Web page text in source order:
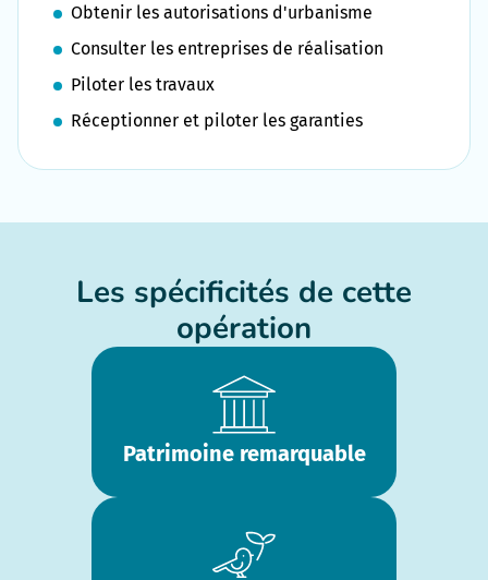
Obtenir les autorisations d'urbanisme
Consulter les entreprises de réalisation
Piloter les travaux
Réceptionner et piloter les garanties
Les spécificités de cette
opération
Patrimoine remarquable